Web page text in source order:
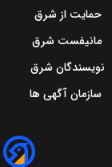
حمایت از شرق
مانیفست شرق
نویسندگان شرق
سازمان آگهی ها